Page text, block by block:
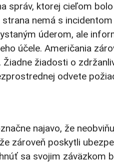
správ, ktorej cieľom
nemá s
úderom, ale
účele. Američania
žiadosti o
odvete
najavo, že
zároveň poskytli
sa svojim záväzkom